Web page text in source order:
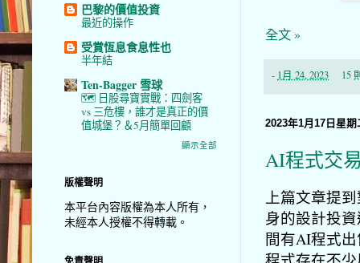
全文 »
- 1月 24, 2023 15
2023年1月17日星期
AI程式交
上篇文章提
身的設計投
間有AI程式
巴黎的價值投資
最近的操作
受賞恆息食息性也
半年結
Ten-Bagger 雪球
🗺️ 日股尋寶實戰：四劍客
vs 三危樓，誰才是真正的價
值城堡？＆5月簡單回顧
顯示全部
版權聲明
本平台內容版權為本人所有，
未經本人授權不得轉載。